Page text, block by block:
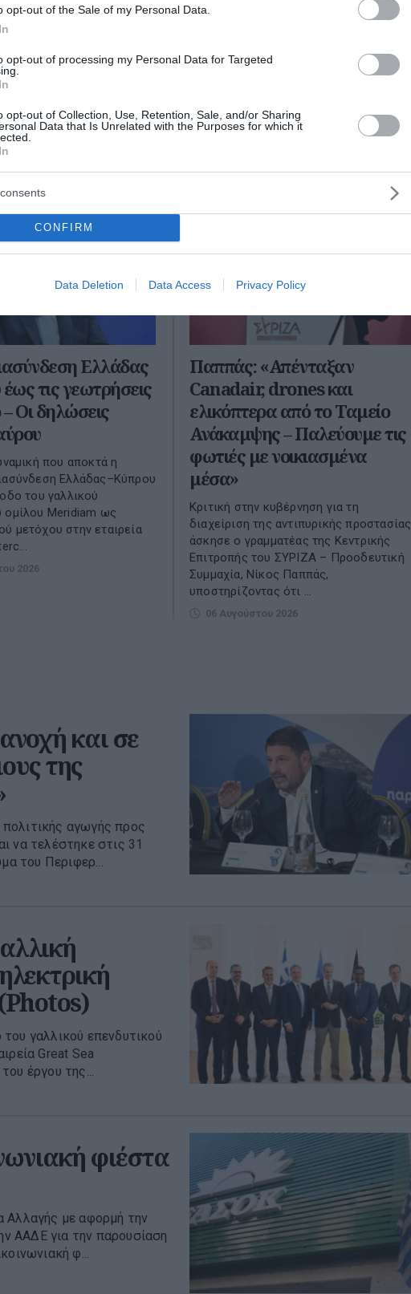
opt-out of the Sale of my Personal Data.
opt-out of processing my Personal Data for Targeted
opt-out of Collection, Use, Retention, Sale, and/or Sharing
Data that Is Unrelated with the Purposes for which it
CONFIRM
Data Deletion Data Access Privacy Policy
όλες τις ειδήσεις
Ελλάδας
τις γεωτρήσεις
– Οι δηλώσεις
που αποκτά η
Ελλάδας–Κύπρου
του γαλλικού
ομίλου Meridiam ως
μετόχου στην εταιρεία
2026
Παππάς: «Απένταξαν
Canadair, drones και
ελικόπτερα από το Ταμείο
Ανάκαμψης – Παλεύουμε τις
φωτιές με νοικιασμένα
μέσα»
Kριτική στην κυβέρνηση για τη
διαχείριση της αντιπυρικής προστασίας
άσκησε ο γραμματέας της Κεντρικής
Επιτροπής του ΣΥΡΙΖΑ – Προοδευτική
Συμμαχία, Νίκος Παππάς,
υποστηρίζοντας ότι ...
06 Αυγούστου 2026
και σε
της
αγωγής προς
να τελέστηκε στις 31
του Περιφερ...
γαλλικού επενδυτικού
Great Sea
έργου της...
φιέστα
Αλλαγής με αφορμή την
ΑΑΔΕ για την παρουσίαση
φ...